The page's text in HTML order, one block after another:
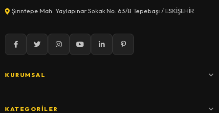
Şirintepe Mah. Yaylapınar Sokak No: 63/B Tepebaşı / ESKİŞEHİR
KURUMSAL
KATEGORILER